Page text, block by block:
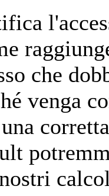
che
venga